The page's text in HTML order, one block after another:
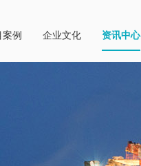
例 企业文化 资讯中心